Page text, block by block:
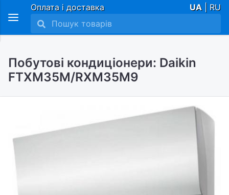
Оплата і доставка UA | RU
Побутові кондиціонери: Daikin
FTXM35M/RXM35M9